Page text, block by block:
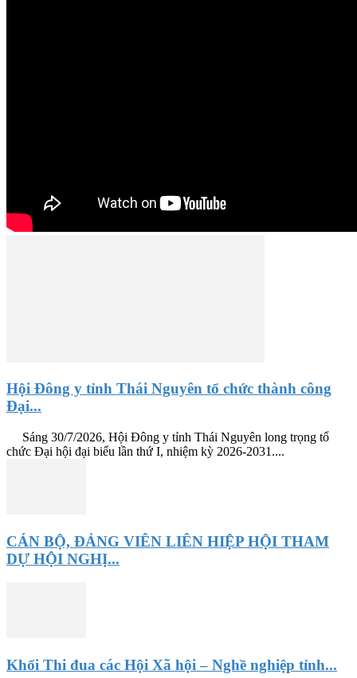
Hội Đông y tỉnh Thái Nguyên tổ chức thành công
Đại...
Sáng 30/7/2026, Hội Đông y tỉnh Thái Nguyên long trọng tổ
chức Đại hội đại biểu lần thứ I, nhiệm kỳ 2026-2031....
CÁN BỘ, ĐẢNG VIÊN LIÊN HIỆP HỘI THAM
DỰ HỘI NGHỊ...
Khối Thi đua các Hội Xã hội – Nghề nghiệp tỉnh...